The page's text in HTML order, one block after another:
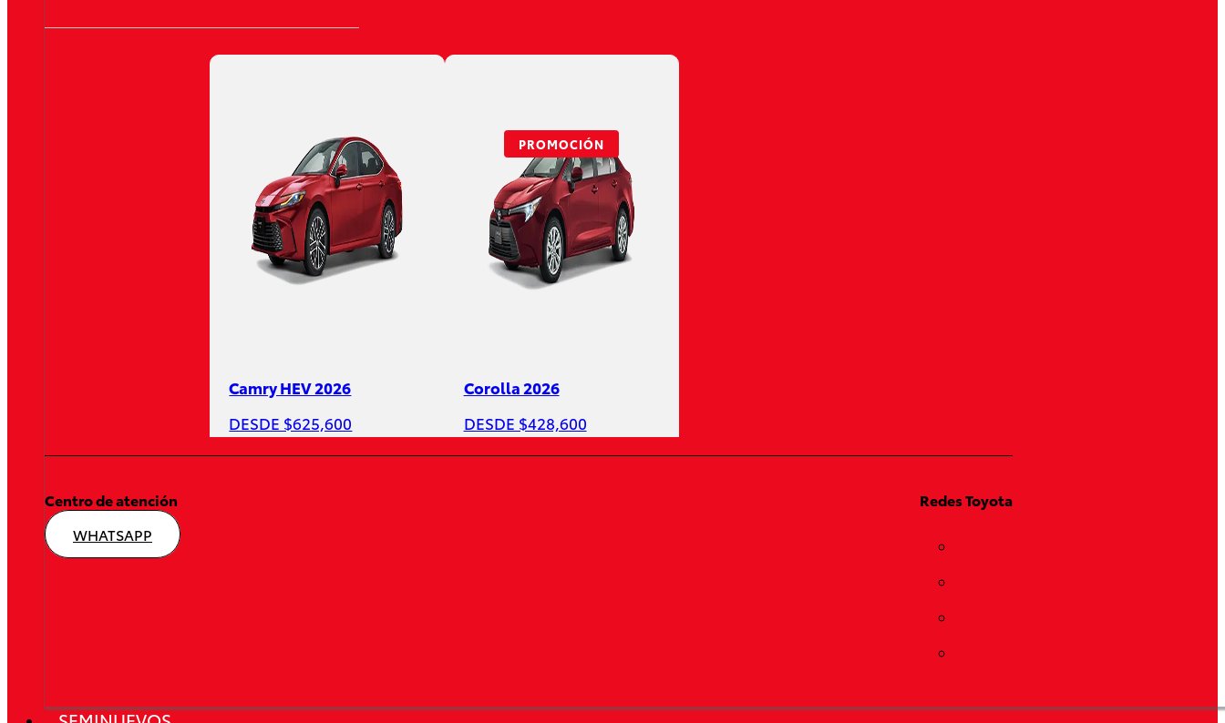
Camry HEV 2026
DESDE $625,600
Corolla 2026
DESDE $428,600
PROMOCIÓN
Centro de atención
WHATSAPP
Redes Toyota